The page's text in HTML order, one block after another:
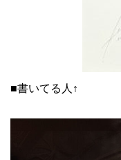
■書いてる人↑